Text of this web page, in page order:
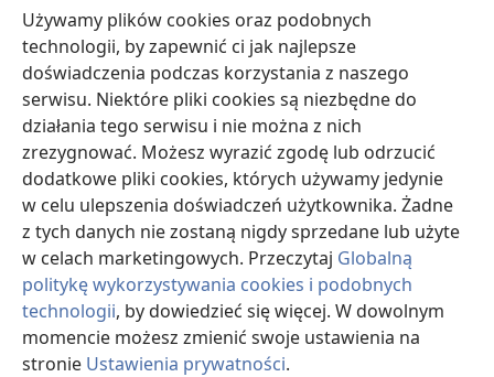
Używamy plików cookies oraz podobnych
technologii, by zapewnić ci jak najlepsze
doświadczenia podczas korzystania z naszego
serwisu. Niektóre pliki cookies są niezbędne do
działania tego serwisu i nie można z nich
zrezygnować. Możesz wyrazić zgodę lub odrzucić
dodatkowe pliki cookies, których używamy jedynie
w celu ulepszenia doświadczeń użytkownika. Żadne
z tych danych nie zostaną nigdy sprzedane lub użyte
w celach marketingowych. Przeczytaj Globalną
politykę wykorzystywania cookies i podobnych
technologii, by dowiedzieć się więcej. W dowolnym
momencie możesz zmienić swoje ustawienia na
stronie Ustawienia prywatności.
Darowizny
(opens
new
window)BIBLIOTEKA INTERNETOWA Strażnicy
(opens
new
window)JW Hub
(opens
new
window)JW Library
Watchtower Library
Copyright© 2026 Watch Tower Bible and Tract Society of Pennsylvania.
WARUNKI UŻYTKOWANIA| POLITYKA PRYWATNOŚCI